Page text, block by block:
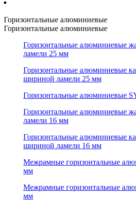
Горизонтальные алюминиевые
Горизонтальные алюминиевые
Горизонтальные алюминиевые
ламели 25 мм
Горизонтальные алюминиевые
шириной ламели 25 мм
Горизонтальные алюминиевые
Горизонтальные алюминиевые
ламели 16 мм
Горизонтальные алюминиевые
шириной ламели 16 мм
Межрамные горизонтальные
мм
Межрамные горизонтальные
мм